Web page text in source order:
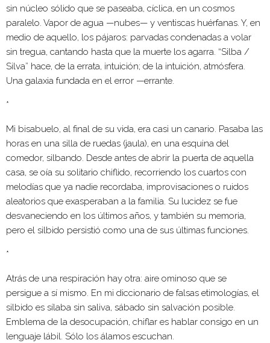
sin núcleo sólido que se paseaba, cíclica, en un cosmos
paralelo. Vapor de agua —nubes— y ventiscas huérfanas. Y, en
medio de aquello, los pájaros: parvadas condenadas a volar
sin tregua, cantando hasta que la muerte los agarra. “Silba /
Silva” hace, de la errata, intuición; de la intuición, atmósfera.
Una galaxia fundada en el error —errante.
*
Mi bisabuelo, al final de su vida, era casi un canario. Pasaba las
horas en una silla de ruedas (jaula), en una esquina del
comedor, silbando. Desde antes de abrir la puerta de aquella
casa, se oía su solitario chiflido, recorriendo los cuartos con
melodías que ya nadie recordaba, improvisaciones o ruidos
aleatorios que exasperaban a la familia. Su lucidez se fue
desvaneciendo en los últimos años, y también su memoria,
pero el silbido persistió como una de sus últimas funciones.
*
Atrás de una respiración hay otra: aire ominoso que se
persigue a sí mismo. En mi diccionario de falsas etimologías, el
silbido es sílaba sin saliva, sábado sin salvación posible.
Emblema de la desocupación, chiflar es hablar consigo en un
lenguaje lábil. Sólo los álamos escuchan.